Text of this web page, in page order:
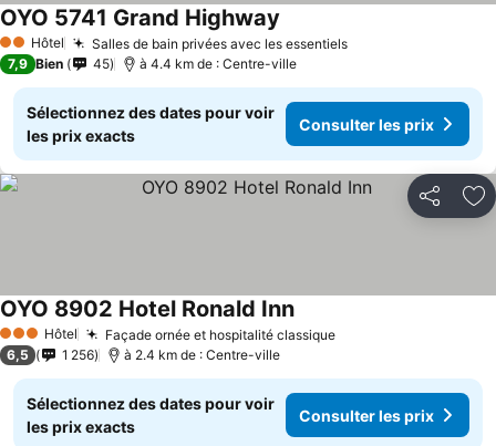
2 Étoiles
Hôtel Salles de bain privées avec les essentiels
OYO 5741 Grand Highway
7,9 Bien 45 à 4.4 km de : Centre-ville
Sélectionnez des dates pour voir
les prix exacts
Consulter les prix
Partager
3 ÉtoilesHôtel Façade ornée et hospitalité classique
OYO 8902 Hotel Ronald Inn
6,5 1 256 à 2.4 km de : Centre-ville
Sélectionnez des dates pour voir
les prix exacts
Consulter les prix